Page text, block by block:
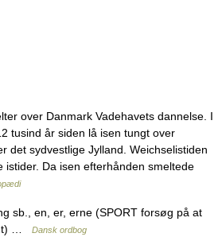
over Danmark Vadehavets dannelse. I
tusind år siden lå isen tungt over
det sydvestlige Jylland. Weichselistiden
istider. Da isen efterhånden smeltede
sb., en, er, erne (SPORT forsøg på at
…
Dansk ordbog